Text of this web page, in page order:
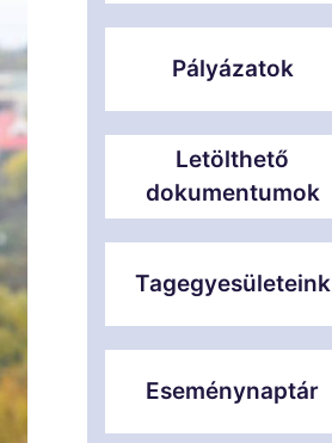
Pályázatok
Letölthető
dokumentumok
Tagegyesületeink
Eseménynaptár